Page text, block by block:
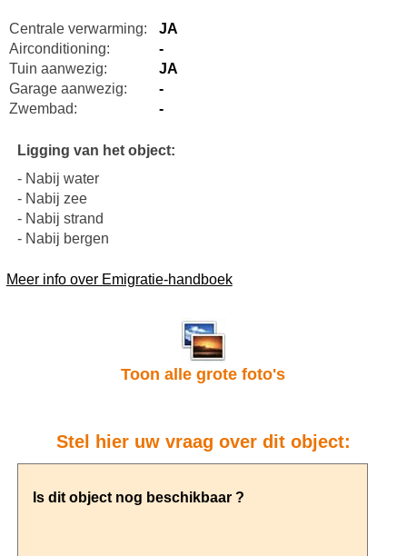
Centrale verwarming:
JA
Airconditioning:
-
Tuin aanwezig:
JA
Garage aanwezig:
-
Zwembad:
-
Ligging van het object:
- Nabij water
- Nabij zee
- Nabij strand
- Nabij bergen
Meer info over Emigratie-handboek
Toon alle grote foto's
Stel hier uw vraag over dit object: